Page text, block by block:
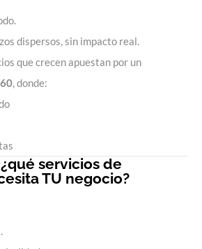
dispersos, sin impacto real.
que crecen apuestan por un
, donde:
servicios de
TU negocio?